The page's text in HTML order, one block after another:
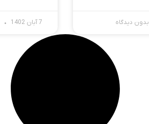
بدون دیدگاه 7 آبان 1402